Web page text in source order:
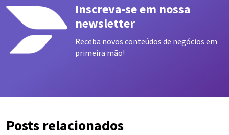
Inscreva-se em nossa
newsletter
Receba novos conteúdos de negócios em
primeira mão!
Posts relacionados